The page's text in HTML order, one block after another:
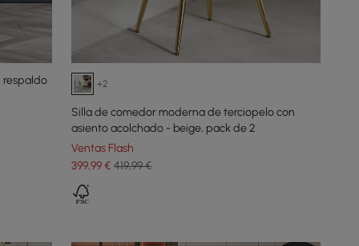
respaldo +2
Silla de comedor moderna de terciopelo con
asiento acolchado - beige, pack de 2
Ventas Flash
399,99€ 419,99 €